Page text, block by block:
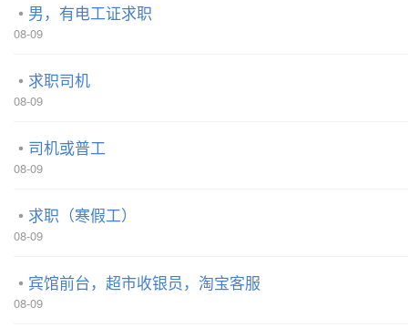
男，有电工证求职
08-09
求职司机
08-09
司机或普工
08-09
求职（寒假工）
08-09
宾馆前台，超市收银员，淘宝客服
08-09